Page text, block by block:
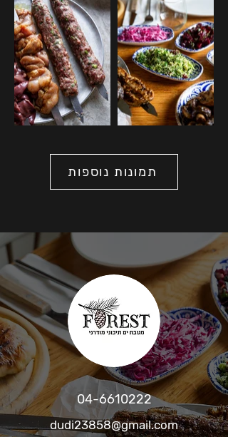
תמונות נוספות
04-6610222
dudi23858@gmail.com